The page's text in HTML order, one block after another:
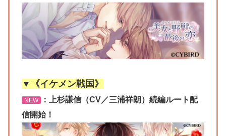
▼《イケメン戦国》
NEW
：上杉謙信（CV／三浦祥朗）続編ルート配
信開始！